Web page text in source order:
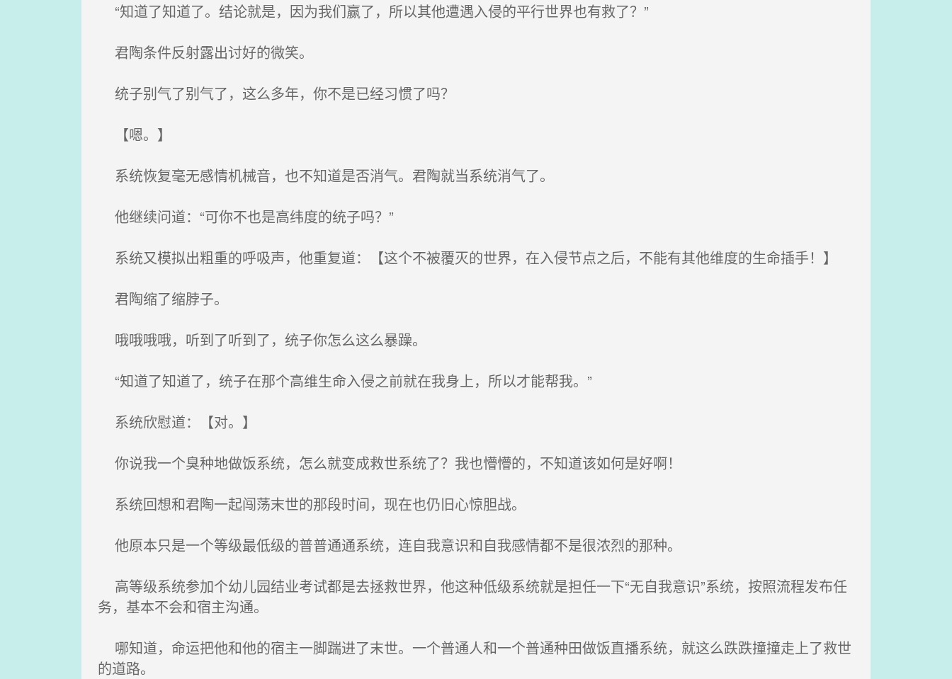
“知道了知道了。结论就是，因为我们赢了，所以其他遭遇入侵的平行世界也有救了？”
君陶条件反射露出讨好的微笑。
统子别气了别气了，这么多年，你不是已经习惯了吗？
【嗯。】
系统恢复毫无感情机械音，也不知道是否消气。君陶就当系统消气了。
他继续问道：“可你不也是高纬度的统子吗？”
系统又模拟出粗重的呼吸声，他重复道：【这个不被覆灭的世界，在入侵节点之后，不能有其他维度的生命插手！】
君陶缩了缩脖子。
哦哦哦哦，听到了听到了，统子你怎么这么暴躁。
“知道了知道了，统子在那个高维生命入侵之前就在我身上，所以才能帮我。”
系统欣慰道：【对。】
你说我一个臭种地做饭系统，怎么就变成救世系统了？我也懵懵的，不知道该如何是好啊！
系统回想和君陶一起闯荡末世的那段时间，现在也仍旧心惊胆战。
他原本只是一个等级最低级的普普通通系统，连自我意识和自我感情都不是很浓烈的那种。
高等级系统参加个幼儿园结业考试都是去拯救世界，他这种低级系统就是担任一下“无自我意识”系统，按照流程发布任
务，基本不会和宿主沟通。
哪知道，命运把他和他的宿主一脚踹进了末世。一个普通人和一个普通种田做饭直播系统，就这么跌跌撞撞走上了救世
的道路。